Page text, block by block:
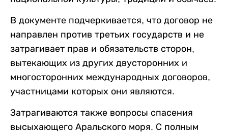
В документе подчеркивается, что договор не
направлен против третьих государств и не
затрагивает прав и обязательств сторон,
вытекающих из других двусторонних и
многосторонних международных договоров,
участницами которых они являются.
Затрагиваются также вопросы спасения
высыхающего Аральского моря. С полным